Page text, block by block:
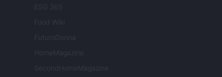
ESG 365
Food Wiki
FuturoDonna
HomeMagazine
SecondHomeMagazine